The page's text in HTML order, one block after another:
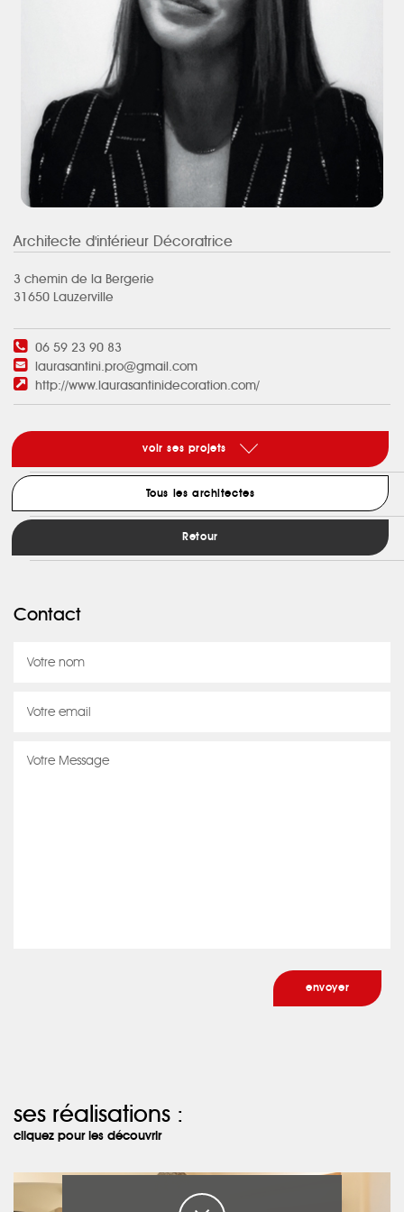
Architecte d'intérieur Décoratrice
3 chemin de la Bergerie
31650 Lauzerville
06 59 23 90 83
laurasantini.pro@gmail.com
http://www.laurasantinidecoration.com/
voir ses projets
Tous les architectes
Retour
Contact
ses réalisations :
cliquez pour les découvrir